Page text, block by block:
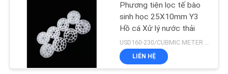
SÁCH
Phương tiện lọc hạt
15
Phương tiện lọc tế bào
sinh học 25X10mm Y3
Hồ cá Xử lý nước thải
LIÊN HỆ